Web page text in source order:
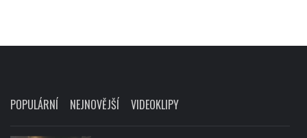
POPULÁRNÍ NEJNOVĚJŠÍ VIDEOKLIPY